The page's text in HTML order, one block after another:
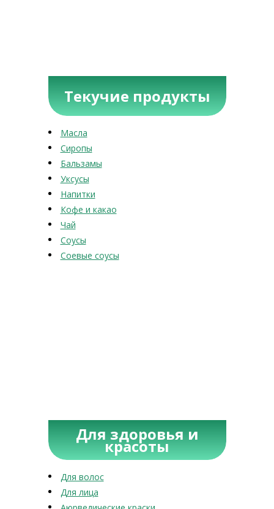
Текучие продукты
Масла
Сиропы
Бальзамы
Уксусы
Напитки
Кофе и какао
Чай
Соусы
Соевые соусы
Для здоровья и
красоты
Для волос
Для лица